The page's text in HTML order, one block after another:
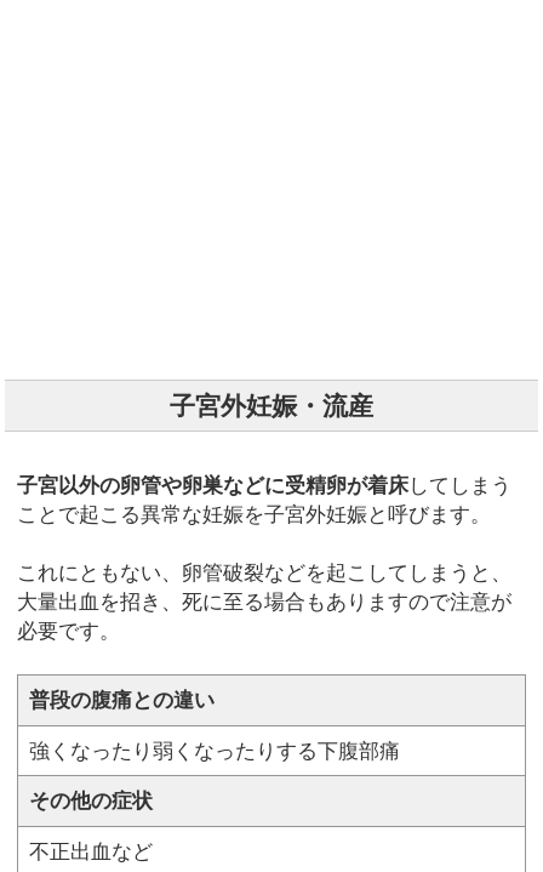
子宮外妊娠・流産
子宮以外の卵管や卵巣などに受精卵が着床してしまう
ことで起こる異常な妊娠を子宮外妊娠と呼びます。
これにともない、卵管破裂などを起こしてしまうと、
大量出血を招き、死に至る場合もありますので注意が
必要です。
普段の腹痛との違い
強くなったり弱くなったりする下腹部痛
その他の症状
不正出血など